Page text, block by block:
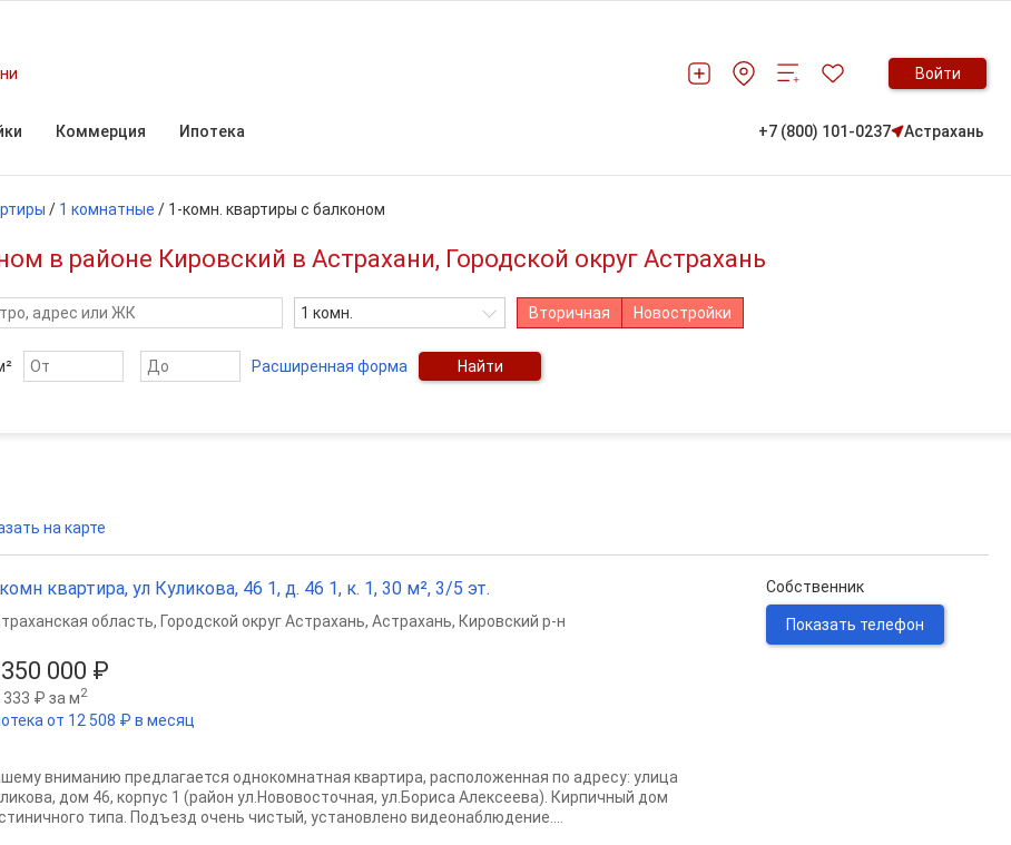
Войти
Коммерция Ипотека +7 (800) 101-0237 Астрахань
/ 1 комнатные / 1-комн. квартиры с балконом
в районе Кировский в Астрахани, Городской округ Астрахань
1 комн. Вторичная Новостройки
Расширенная форма Найти
на карте
квартира, ул Куликова, 46 1, д. 46 1, к. 1, 30 м², 3/5 эт.
000 ₽
333 ₽ за м2
от 12 508 ₽ в месяц
область, Городской округ Астрахань, Астрахань, Кировский р-н
вниманию предлагается однокомнатная квартира, расположенная по адресу: улица
дом 46, корпус 1 (район ул.Нововосточная, ул.Бориса Алексеева). Кирпичный дом
типа. Подъезд очень чистый, установлено видеонаблюдение....
Собственник
Показать телефон